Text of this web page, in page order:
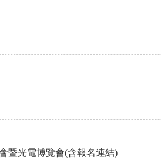
暨光電博覽會(含報名連結)